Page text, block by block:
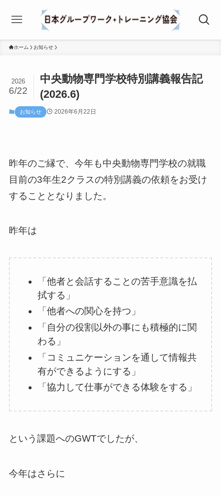
ホーム お知らせ
中央動物専門学校特別講義報告記
(2026.6)
2026
6/22
お知らせ 2026年6月22日
昨年のご縁で、今年も中央動物専門学校の就職
目前の3年生2クラスの特別講義の依頼をお受け
することとなりました。
昨年は
「他者と会話することの苦手意識を払
拭する」
「他者への関心を持つ」
「自分の役割以外の事にも積極的に関
わる」
「コミュニケーションを通して情報共
有ができるようにする」
「協力して仕事ができる体験をする」
という課題へのGWTでしたが、
今年はさらに